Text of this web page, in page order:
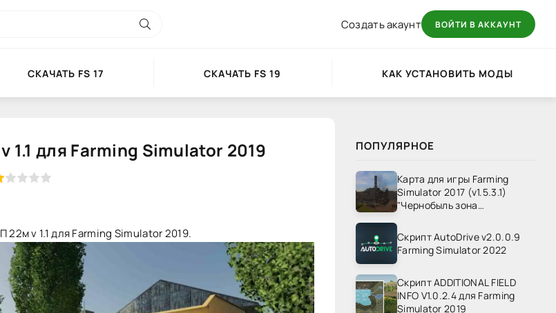
Создать акаунт ВОЙТИ В АККАУНТ
СКАЧАТЬ FS 17 СКАЧАТЬ FS 19 КАК УСТАНОВИТЬ МОДЫ
1.1 для Farming Simulator 2019
v 1.1 для Farming Simulator 2019.
ПОПУЛЯРНОЕ
Карта для игры Farming
Simulator 2017 (v1.5.3.1)
"Чернобыль зона
Скрипт AutoDrive v2.0.0.9
Farming Simulator 2022
Скрипт ADDITIONAL FIELD
INFO V1.0.2.4 для Farming
Simulator 2019